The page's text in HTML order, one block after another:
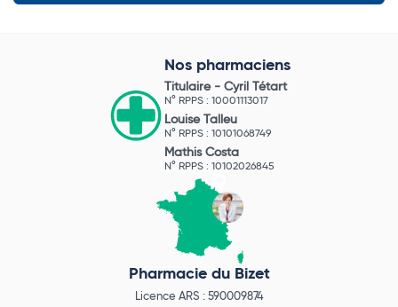
Nos pharmaciens
Titulaire - Cyril Tétart
N° RPPS : 10001113017
Louise Talleu
N° RPPS : 10101068749
Mathis Costa
N° RPPS : 10102026845
Pharmacie du Bizet
Licence ARS : 590009874